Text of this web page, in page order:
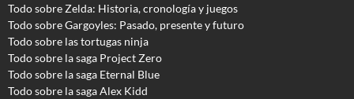
Todo sobre Zelda: Historia, cronología y juegos
Todo sobre Gargoyles: Pasado, presente y futuro
Todo sobre las tortugas ninja
Todo sobre la saga Project Zero
Todo sobre la saga Eternal Blue
Todo sobre la saga Alex Kidd